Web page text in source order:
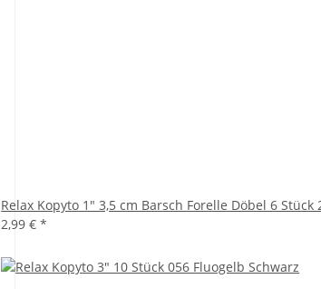
Relax Kopyto 1" 3,5 cm Barsch Forelle Döbel 6 Stück
2,99 €*